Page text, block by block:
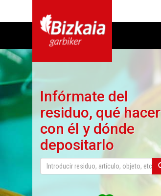
Infórmate del
residuo, qué hacer
con él y dónde
depositarlo